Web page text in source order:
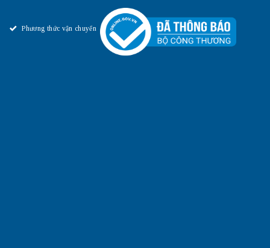
Phương thức vận chuyển